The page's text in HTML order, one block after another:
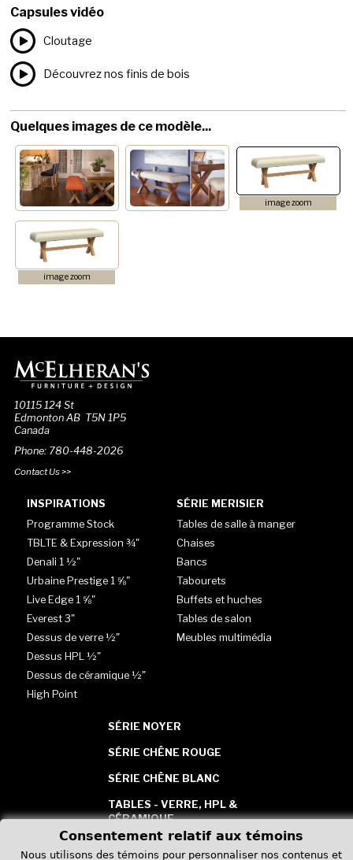
Capsules vidéo
Cloutage
Découvrez nos finis de bois
Quelques images de ce modèle...
image zoom
image zoom
10115 124 St
Edmonton AB T5N 1P5
Canada
Phone: 780-448-2026
Contact Us >>
INSPIRATIONS
Programme Stock
TBLTE & Expression ¾"
Denali 1 ½"
Urbaine Prestige 1 ⅝"
Live Edge 1 ⅝"
Everest 3"
Dessus de verre ½"
Dessus HPL ½"
Dessus de céramique ½"
High Point
SÉRIE MERISIER
Tables de salle à manger
Chaises
Bancs
Tabourets
Buffets et huches
Tables de salon
Meubles multimédia
SÉRIE NOYER
SÉRIE CHÊNE ROUGE
SÉRIE CHÊNE BLANC
TABLES - VERRE, HPL &
CÉRAMIQUE
Consentement relatif aux témoins
Nous utilisons des témoins pour personnaliser nos contenus et